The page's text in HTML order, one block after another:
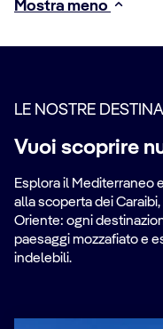
Mostra meno
LE NOSTRE
Vuoi scoprire
Esplora il Mediterraneo
alla scoperta dei
Oriente: ogni
paesaggi mozzafiato e
indelebili.